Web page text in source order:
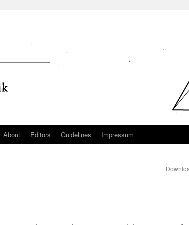
About Editors Guidelines Impressum